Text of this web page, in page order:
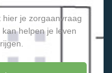
je zorgaanvraag
helpen je leven